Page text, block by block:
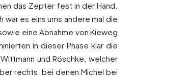
das Zepter fest in der Hand.
es eins ums andere mal die
eine Abnahme von Kieweg
in dieser Phase klar die
und Röschke, welcher
rechts, bei denen Michel bei